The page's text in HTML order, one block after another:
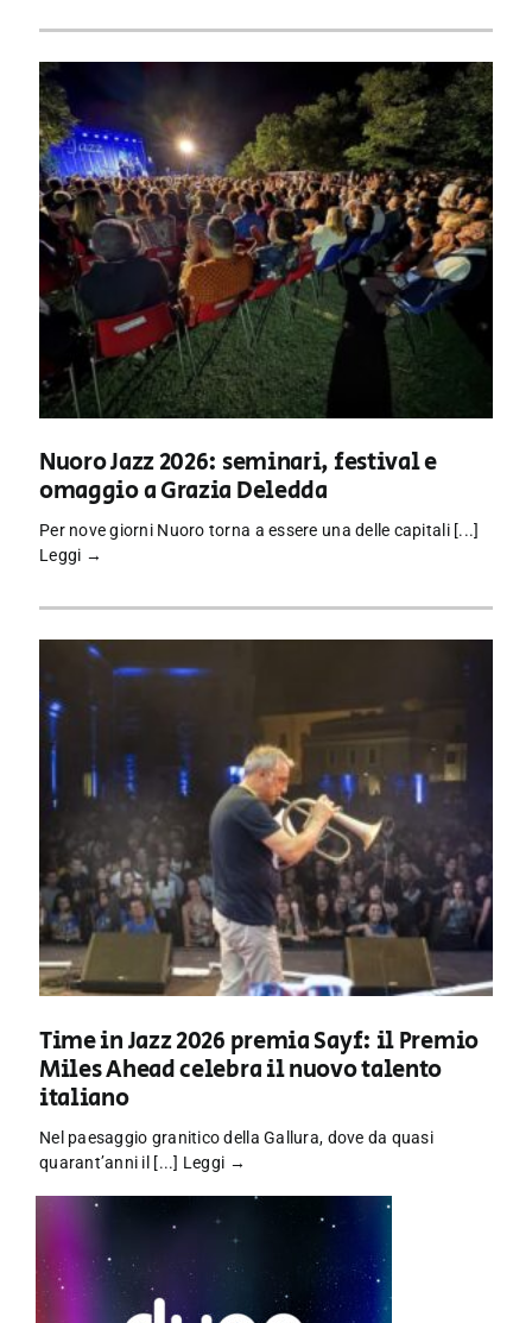
Nuoro Jazz 2026: seminari, festival e
omaggio a Grazia Deledda
Per nove giorni Nuoro torna a essere una delle capitali [...]
Leggi →
Time in Jazz 2026 premia Sayf: il Premio
Miles Ahead celebra il nuovo talento
italiano
Nel paesaggio granitico della Gallura, dove da quasi
quarant’anni il [...] Leggi →